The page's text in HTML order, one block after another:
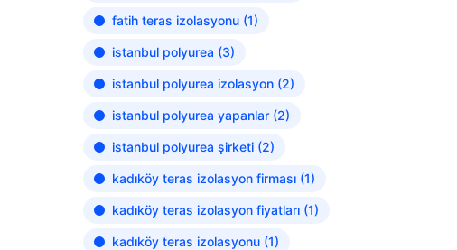
fatih teras izolasyonu(1)
istanbul polyurea (3)
istanbul polyurea izolasyon(2)
istanbul polyurea yapanlar(2)
istanbul polyurea şirketi(2)
kadıköy teras izolasyon firması(1)
kadıköy teras izolasyon fiyatları(1)
kadıköy teras izolasyonu(1)